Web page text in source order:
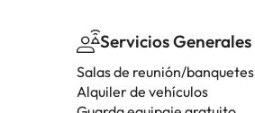
Servicios Generales
Salas de reunión/banquetes
Alquiler de vehículos